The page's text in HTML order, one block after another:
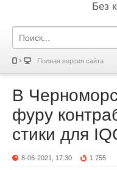
Без
Полная версия сайта
В
фуру
стики для
8-06-2021, 17:30 1 755